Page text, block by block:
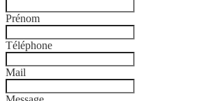
Prénom
Téléphone
Mail